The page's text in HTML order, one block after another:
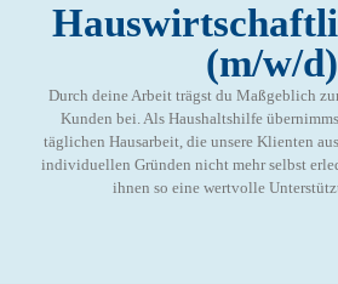
(m/w/d)
Durch deine Arbeit trägst du Maßgeblich
Kunden bei. Als Haushaltshilfe
täglichen Hausarbeit, die unsere Klienten
individuellen Gründen nicht mehr selbst
ihnen so eine wertvolle